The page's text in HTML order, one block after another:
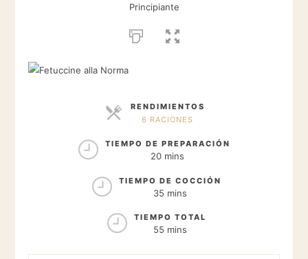
Principiante
RENDIMIENTOS
6 RACIONES
TIEMPO DE PREPARACIÓN
20 mins
TIEMPO DE COCCIÓN
35 mins
TIEMPO TOTAL
55 mins